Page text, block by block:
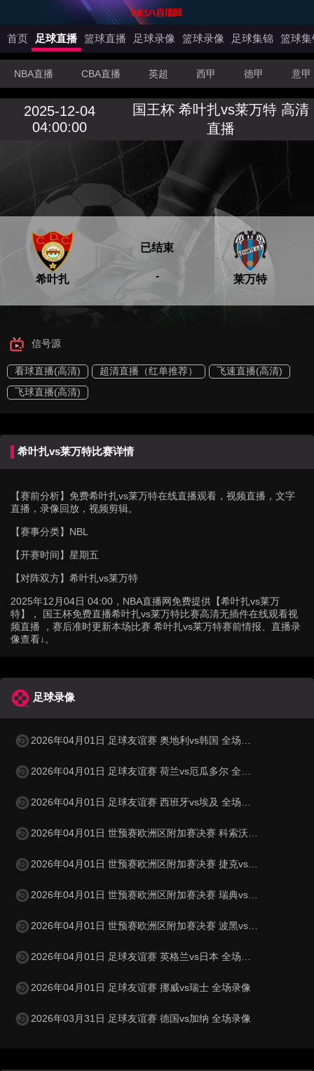
首页 足球直播 篮球直播 足球录像 篮球录像 足球集锦 篮球集
NBA直播 CBA直播 英超 西甲 德甲 意甲
2025-12-04
04:00:00
国王杯 希叶扎vs莱万特 高清
直播
希叶扎 -
已结束
莱万特
信号源
看球直播(高清) 超清直播（红单推荐）
飞速直播(高清)
飞球直播(高清)
希叶扎vs莱万特比赛详情
【赛前分析】 免费希叶扎vs莱万特在线直播观看，视频直播，文字
直播，录像回放，视频剪辑。
【赛事分类】 NBL
【开赛时间】 星期五
【对阵双方】 希叶扎vs莱万特
2025年12月04日 04:00，NBA直播网免费提供【希叶扎vs莱万
特】， 国王杯免费直播希叶扎vs莱万特比赛高清无插件在线观看视
频直播 ，赛后准时更新本场比赛 希叶扎vs莱万特赛前情报、直播录
像查看↓。
足球录像
2026年04月01日 足球友谊赛 奥地利vs韩国 全场录像
2026年04月01日 足球友谊赛 荷兰vs厄瓜多尔 全场录像
2026年04月01日 足球友谊赛 西班牙vs埃及 全场录像
2026年04月01日 世预赛欧洲区附加赛决赛 科索沃vs土耳其 全场录像
2026年04月01日 世预赛欧洲区附加赛决赛 捷克vs丹麦 全场录像
2026年04月01日 世预赛欧洲区附加赛决赛 瑞典vs波兰 全场录像
2026年04月01日 世预赛欧洲区附加赛决赛 波黑vs意大利 全场录像
2026年04月01日 足球友谊赛 英格兰vs日本 全场录像
2026年04月01日 足球友谊赛 挪威vs瑞士 全场录像
2026年03月31日 足球友谊赛 德国vs加纳 全场录像